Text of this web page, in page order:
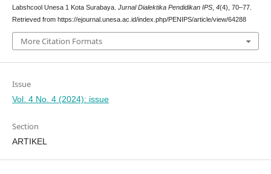
Labshcool Unesa 1 Kota Surabaya. Jurnal Dialektika Pendidikan IPS, 4(4), 70–77.
Retrieved from https://ejournal.unesa.ac.id/index.php/PENIPS/article/view/64288
More Citation Formats
Issue
Vol. 4 No. 4 (2024): issue
Section
ARTIKEL